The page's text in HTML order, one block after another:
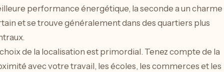
performance énergétique, la seconde a un charme
et se trouve généralement dans des quartiers plus
de la localisation est primordial. Tenez compte de la
avec votre travail, les écoles, les commerces et les